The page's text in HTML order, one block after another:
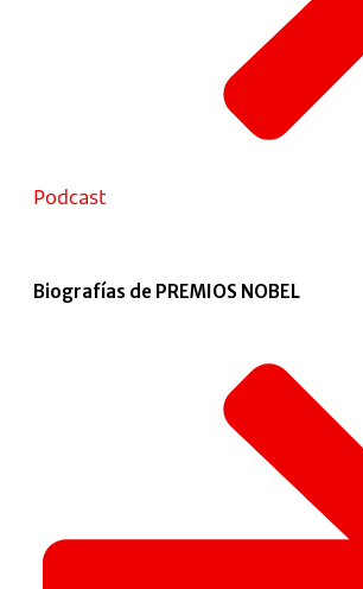
Podcast
Biografías de PREMIOS NOBEL